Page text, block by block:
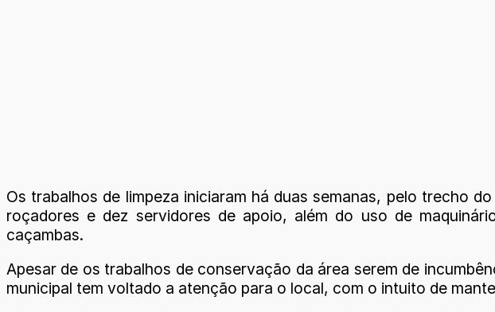
Os trabalhos de limpeza iniciaram há duas semanas, pelo trecho
roçadores e dez servidores de apoio, além do uso de
caçambas.
Apesar de os trabalhos de conservação da área serem de
municipal tem voltado a atenção para o local, com o intuito de